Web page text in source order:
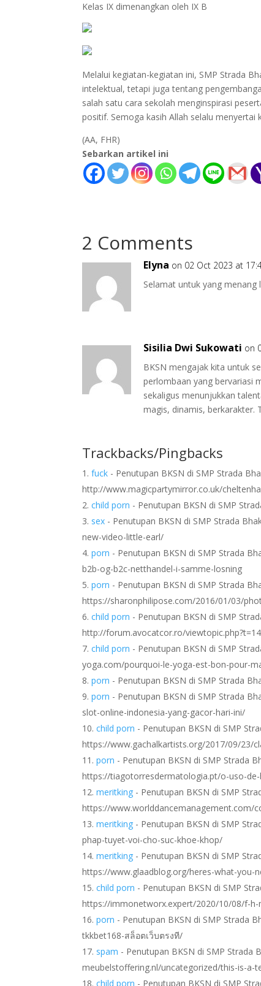
Kelas IX dimenangkan oleh IX B
Melalui kegiatan-kegiatan ini, SMP Strada
intelektual, tetapi juga tentang
salah satu cara sekolah menginspirasi
positif. Semoga kasih Allah selalu
(AA, FHR)
Sebarkan artikel ini
2 Comments
Elyna on 02 Oct 2023 at
Selamat untuk yang
Sisilia Dwi Sukowati on
BKSN mengajak kita untuk
perlombaan yang bervariasi
sekaligus menunjukkan
magis, dinamis, berkarakter.
Trackbacks/Pingbacks
fuck - Penutupan BKSN di SMP Strada
http://www.magicpartymirror.co.uk/
child porn - Penutupan BKSN di SMP
sex - Penutupan BKSN di SMP Strada
new-video-little-earl/
porn - Penutupan BKSN di SMP Strada
b2b-og-b2c-netthandel-i-samme-losning
porn - Penutupan BKSN di SMP Strada
https://sharonphilipose.com/2016/01/03/
child porn - Penutupan BKSN di SMP
http://forum.avocatcor.ro/
child porn - Penutupan BKSN di SMP
yoga.com/pourquoi-le-yoga-est-bon-pour-
porn - Penutupan BKSN di SMP Strada
porn - Penutupan BKSN di SMP Strada
slot-online-indonesia-yang-gacor-hari-ini/
child porn - Penutupan BKSN di SMP
https://www.gachalkartists.org/2017/09/23/
porn - Penutupan BKSN di SMP Strada
https://tiagotorresdermatologia.pt/o-uso-
meritking - Penutupan BKSN di SMP
https://www.worlddancemanagement.com/
meritking - Penutupan BKSN di SMP
phap-tuyet-voi-cho-suc-khoe-khop/
meritking - Penutupan BKSN di SMP
https://www.glaadblog.org/heres-what-
child porn - Penutupan BKSN di SMP
https://immonetworx.expert/2020/10/08/f-h-
porn - Penutupan BKSN di SMP Strada
tkkbet168-สล็อตเว็บตรงที/
spam - Penutupan BKSN di SMP
meubelstoffering.nl/uncategorized/this-is-a-
child porn - Penutupan BKSN di SMP